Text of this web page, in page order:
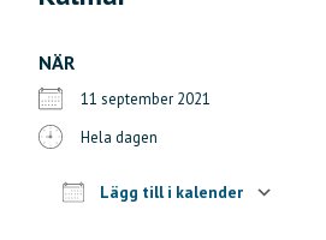
NÄR
11 september 2021
Hela dagen
Lägg till i kalender